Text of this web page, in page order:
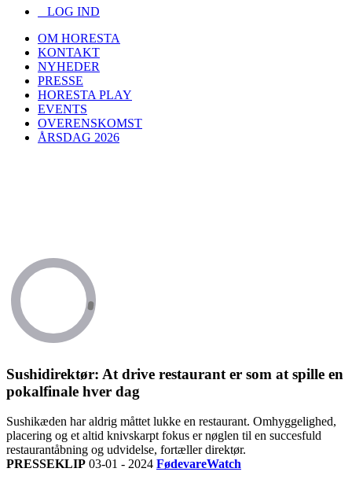
LOG IND
OM HORESTA
KONTAKT
NYHEDER
PRESSE
HORESTA PLAY
EVENTS
OVERENSKOMST
ÅRSDAG 2026
Sushidirektør: At drive restaurant er som at spille en
pokalfinale hver dag
Sushikæden har aldrig måttet lukke en restaurant. Omhyggelighed,
placering og et altid knivskarpt fokus er nøglen til en succesfuld
restaurantåbning og udvidelse, fortæller direktør.
PRESSEKLIP 03-01 - 2024 FødevareWatch